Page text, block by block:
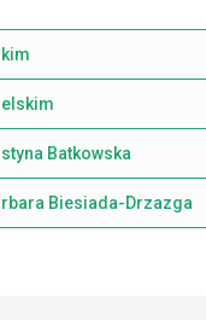
Batkowska
Biesiada-Drzazga